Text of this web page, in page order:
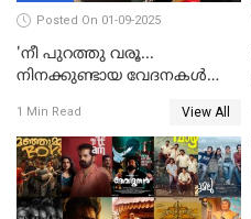
Posted On 01-09-2025
'നീ പുറത്തു വരൂ...
നിനക്കുണ്ടായ വേദനകള്‍
'കരയേണ്ടതും ഒറ്റപ്പെടേണ്ടതും
വേട്ടക്കാരനാണ്, വേദനകള്‍
സധൈര്യം പറയു;
പെണ്‍കുട്ടിയോട് റിനി ആര്‍
ജോര്‍ജ്
1 Min Read View All